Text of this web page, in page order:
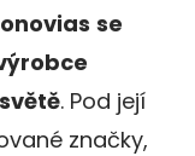
se
. Pod její
značky,